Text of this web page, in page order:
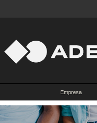
Empresa